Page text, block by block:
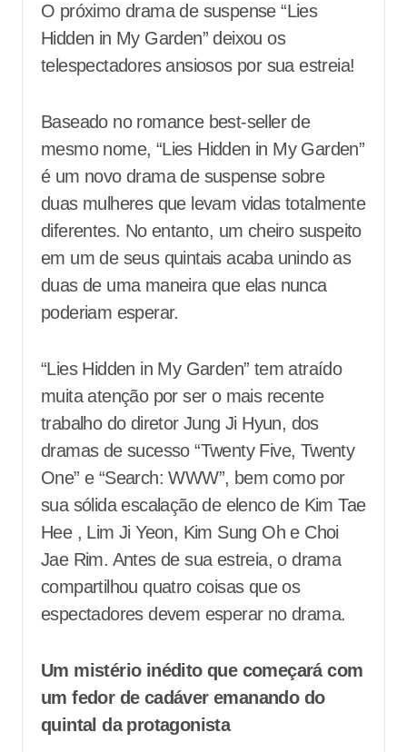
O próximo drama de suspense “Lies
Hidden in My Garden” deixou os
telespectadores ansiosos por sua estreia!
Baseado no romance best-seller de
mesmo nome, “Lies Hidden in My Garden”
é um novo drama de suspense sobre
duas mulheres que levam vidas totalmente
diferentes. No entanto, um cheiro suspeito
em um de seus quintais acaba unindo as
duas de uma maneira que elas nunca
poderiam esperar.
“Lies Hidden in My Garden” tem atraído
muita atenção por ser o mais recente
trabalho do diretor Jung Ji Hyun, dos
dramas de sucesso “Twenty Five, Twenty
One” e “Search: WWW”, bem como por
sua sólida escalação de elenco de Kim Tae
Hee , Lim Ji Yeon, Kim Sung Oh e Choi
Jae Rim. Antes de sua estreia, o drama
compartilhou quatro coisas que os
espectadores devem esperar no drama.
Um mistério inédito que começará com
um fedor de cadáver emanando do
quintal da protagonista